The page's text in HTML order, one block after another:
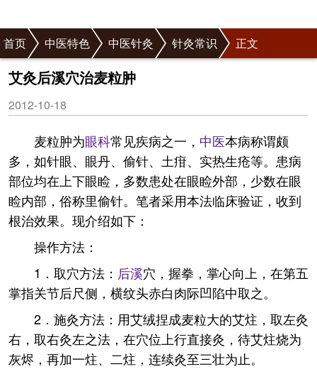
首页 中医特色 中医针灸 针灸常识 正文
艾灸后溪穴治麦粒肿
2012-10-18
麦粒肿为眼科常见疾病之一， 中医本病称谓颇
多，如针眼、眼丹、偷针、土疳、实热生疮等。患病
部位均在上下眼睑，多数患处在眼睑外部，少数在眼
睑内部，俗称里偷针。笔者采用本法临床验证，收到
根治效果。现介绍如下：
操作方法：
1．取穴方法： 后溪穴，握拳，掌心向上，在第五
掌指关节后尺侧，横纹头赤白肉际凹陷中取之。
2．施灸方法：用艾绒捏成麦粒大的艾炷，取左灸
右，取右灸左之法，在穴位上行直接灸，待艾炷烧为
灰烬，再加一炷、二炷，连续灸至三壮为止。